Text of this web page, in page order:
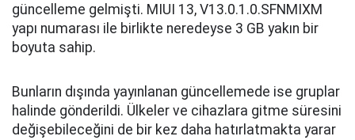
güncelleme gelmişti. MIUI 13, V13.0.1.0.SFNMIXM
yapı numarası ile birlikte neredeyse 3 GB yakın bir
boyuta sahip.
Bunların dışında yayınlanan güncellemede ise gruplar
halinde gönderildi. Ülkeler ve cihazlara gitme süresini
değişebileceğini de bir kez daha hatırlatmakta yarar